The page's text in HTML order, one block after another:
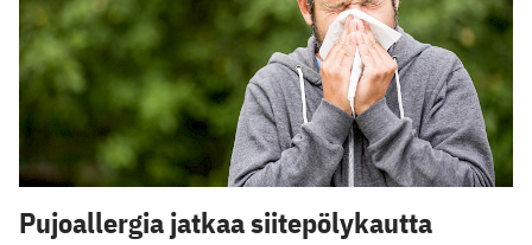
Pujoallergia jatkaa siitepölykautta